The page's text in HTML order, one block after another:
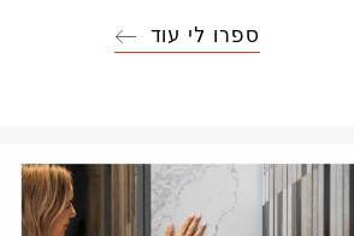
ספרו לי עוד